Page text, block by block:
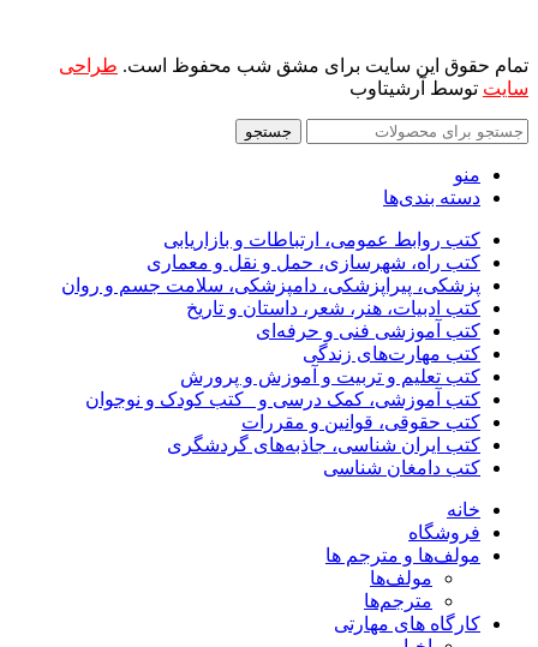
تمام حقوق این سایت برای مشق شب محفوظ است. طراحی
سایت توسط آرشیتاوب
جستجو
منو
دسته بندی‌ها
کتب روابط عمومی، ارتباطات و بازاریابی
کتب راه، شهرسازی، حمل و نقل و معماری
پزشکی، پیراپزشکی، دامپزشکی، سلامت جسم و روان
کتب ادبیات، هنر، شعر، داستان و تاریخ
کتب آموزشی فنی و حرفه‌ای
کتب مهارت‌های زندگی
کتب تعلیم و تربیت و آموزش و پرورش
کتب آموزشی، کمک درسی و _کتب کودک و نوجوان
کتب حقوقی، قوانین و مقررات
کتب ایران شناسی، جاذبه‌های گردشگری
کتب دامغان شناسی
خانه
فروشگاه
مولف‌ها و مترجم ها
مولف‌ها
مترجم‌ها
کارگاه های مهارتی